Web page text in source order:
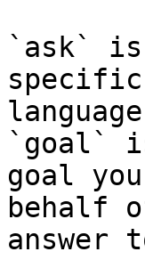
`ask`
`goal`
goal
behalf
answer